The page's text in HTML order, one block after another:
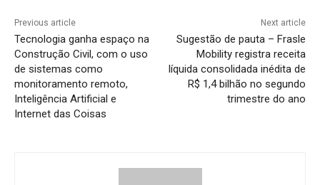
Previous article
Tecnologia ganha espaço na
Construção Civil, com o uso
de sistemas como
monitoramento remoto,
Inteligência Artificial e
Internet das Coisas
Next article
Sugestão de pauta – Frasle
Mobility registra receita
líquida consolidada inédita de
R$ 1,4 bilhão no segundo
trimestre do ano